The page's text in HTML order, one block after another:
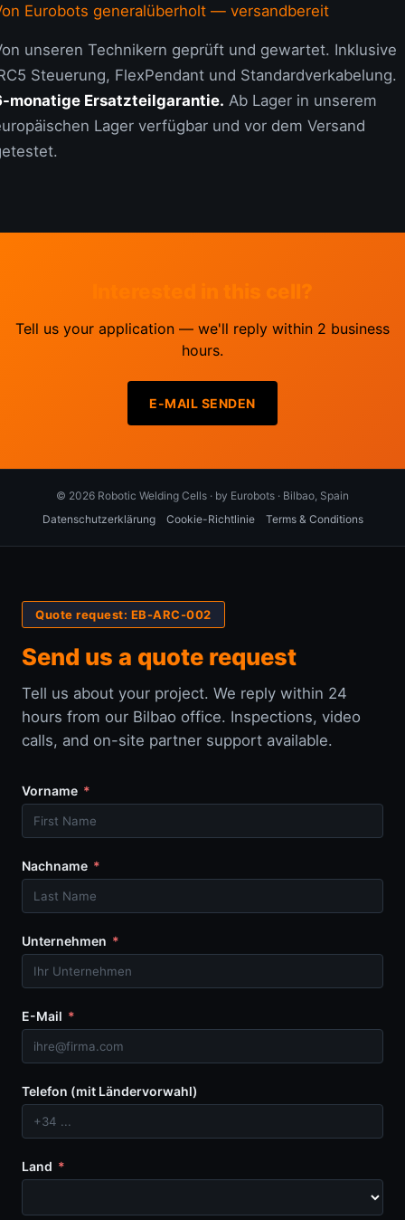
Eurobots generalüberholt — versandbereit
unseren Technikern geprüft und gewartet. Inklusive
Steuerung, FlexPendant und Standardverkabelung.
monatige Ersatzteilgarantie. Ab Lager in unserem
Lager verfügbar und vor dem Versand
Tell us your application — we'll reply within 2 business
hours.
E-MAIL SENDEN
© 2026 Robotic Welding Cells · by Eurobots · Bilbao, Spain
Datenschutzerklärung
Cookie-Richtlinie Terms & Conditions
Quote request: EB-ARC-002
Send us a quote request
Tell us about your project. We reply within 24
hours from our Bilbao office. Inspections, video
calls, and on-site partner support available.
Vorname
Nachname
Unternehmen
E-Mail
Telefon (mit Ländervorwahl)
Land